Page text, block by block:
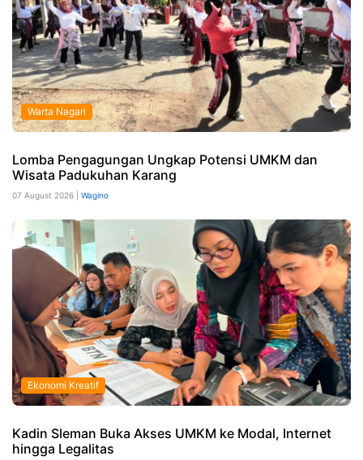
Warta Nagari
Lomba Pengagungan Ungkap Potensi UMKM dan
Wisata Padukuhan Karang
07 August 2026 | Wagino
Ekonomi Kreatif
Kadin Sleman Buka Akses UMKM ke Modal, Internet
hingga Legalitas